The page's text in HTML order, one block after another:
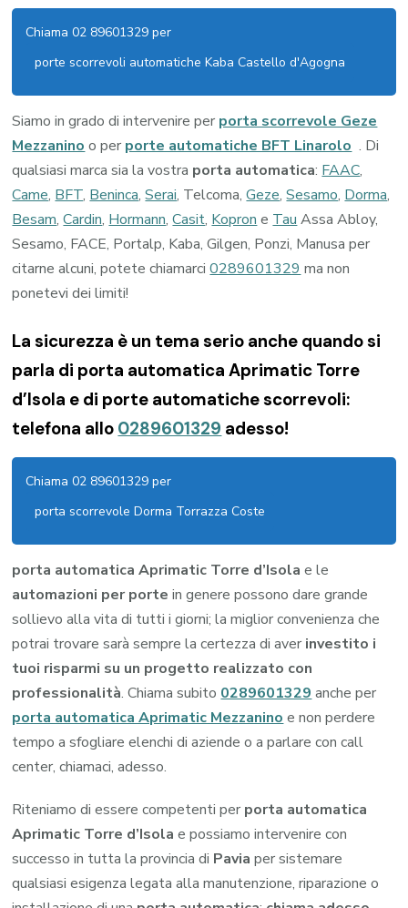
Chiama 02 89601329 per
porte scorrevoli automatiche Kaba Castello d'Agogna
Siamo in grado di intervenire per porta scorrevole Geze
Mezzanino o per porte automatiche BFT Linarolo . Di
qualsiasi marca sia la vostra porta automatica: FAAC,
Came, BFT, Beninca,Serai, Telcoma,Geze,Sesamo, Dorma,
Besam,Cardin, Hormann,Casit, Kopron e Tau Assa Abloy,
Sesamo, FACE, Portalp, Kaba, Gilgen, Ponzi, Manusa per
citarne alcuni, potete chiamarci0289601329 ma non
ponetevi dei limiti!
La sicurezza è un tema serio anche quando si
parla di porta automatica Aprimatic Torre
d’Isola e di porte automatiche scorrevoli:
telefona allo 0289601329 adesso!
Chiama 02 89601329 per
porta scorrevole Dorma Torrazza Coste
porta automatica Aprimatic Torre d’Isolae le
automazioni per portein genere possono dare grande
sollievo alla vita di tutti i giorni; la miglior convenienza che
potrai trovare sarà sempre la certezza di aver investito i
tuoi risparmi su un progetto realizzato con
professionalità. Chiama subito 0289601329 anche per
porta automatica Aprimatic Mezzanino e non perdere
tempo a sfogliare elenchi di aziende o a parlare con call
center, chiamaci, adesso.
Riteniamo di essere competenti per porta automatica
Aprimatic Torre d’Isola e possiamo intervenire con
successo in tutta la provincia di Paviaper sistemare
qualsiasi esigenza legata alla manutenzione, riparazione o